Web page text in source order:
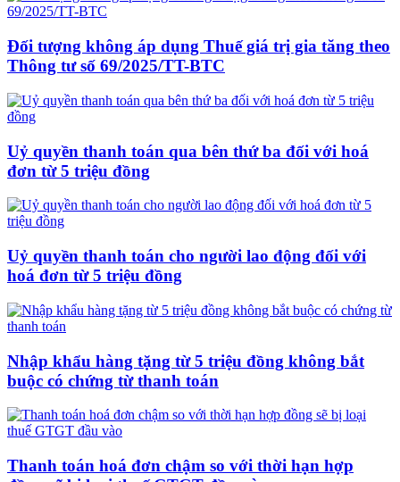
Đối tượng không áp dụng Thuế giá trị gia tăng theo
Thông tư số 69/2025/TT-BTC
Uỷ quyền thanh toán qua bên thứ ba đối với hoá
đơn từ 5 triệu đồng
Uỷ quyền thanh toán cho người lao động đối với
hoá đơn từ 5 triệu đồng
Nhập khẩu hàng tặng từ 5 triệu đồng không bắt
buộc có chứng từ thanh toán
Thanh toán hoá đơn chậm so với thời hạn hợp